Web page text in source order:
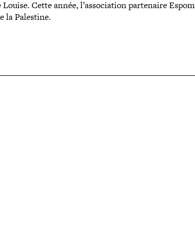
Louise. Cette année, l’association par­te­naire
la Palestine.